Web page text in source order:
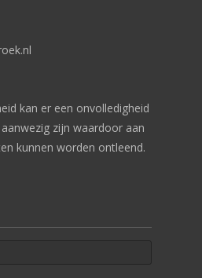
kan er een onvolledigheid
zijn waardoor aan
kunnen worden ontleend.